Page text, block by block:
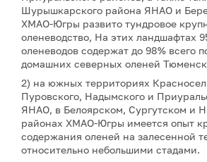
Шурышкарского района ЯНАО и
ХМАО-Югры развито тундровое
оленеводство, На этих ландшафтах
оленеводов содержат до 98% всего
домашних северных оленей
2) на южных территориях
Пуровского, Надымского и
ЯНАО, в Белоярском, Сургутском и
районах ХМАО-Югры имеется опыт
содержания оленей на залесенной
относительно небольшими стадами.